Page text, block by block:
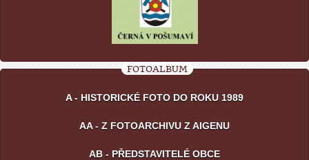
FOTOALBUM
A - HISTORICKÉ FOTO DO ROKU 1989
AA - Z FOTOARCHIVU Z AIGENU
AB - PŘEDSTAVITELÉ OBCE